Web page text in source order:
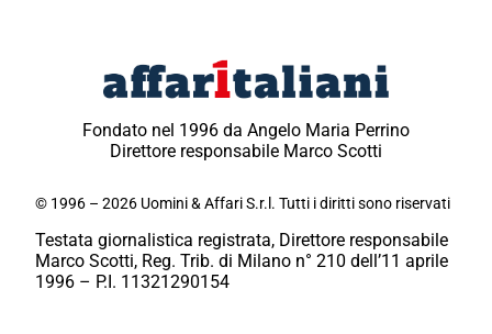
Fondato nel 1996 da Angelo Maria Perrino
Direttore responsabile Marco Scotti
© 1996 – 2026 Uomini & Affari S.r.l. Tutti i diritti sono riservati
Testata giornalistica registrata, Direttore responsabile
Marco Scotti, Reg. Trib. di Milano n° 210 dell’11 aprile
1996 – P.I. 11321290154